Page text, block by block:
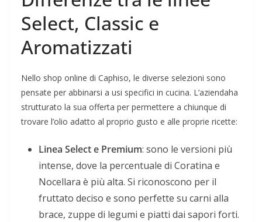
Select, Classic e
Aromatizzati
Nello shop online di Caphiso, le diverse selezioni sono
pensate per abbinarsi a usi specifici in cucina. L’aziendaha
strutturato la sua offerta per permettere a chiunque di
trovare l’olio adatto al proprio gusto e alle proprie ricette:
Linea Select e Premium: sono le versioni più
intense, dove la percentuale di Coratina e
Nocellara è più alta. Si riconoscono per il
fruttato deciso e sono perfette su carni alla
brace, zuppe di legumi e piatti dai sapori forti.